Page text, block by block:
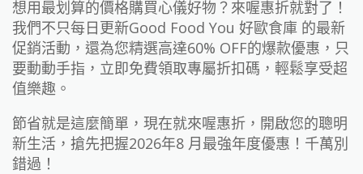
想用最划算的價格購買心儀好物？來喔惠折就對了！
我們不只每日更新Good Food You 好歐食庫 的最新
促銷活動，還為您精選高達60% OFF的爆款優惠，只
要動動手指，立即免費領取專屬折扣碼，輕鬆享受超
值樂趣。
節省就是這麼簡單，現在就來喔惠折，開啟您的聰明
新生活，搶先把握2026年8 月最強年度優惠！千萬別
錯過！